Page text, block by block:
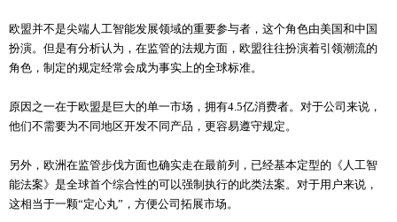
欧盟并不是尖端人工智能发展领域的重要参与者，这个角色由美国和中国
扮演。但是有分析认为，在监管的法规方面，欧盟往往扮演着引领潮流的
角色，制定的规定经常会成为事实上的全球标准。
原因之一在于欧盟是巨大的单一市场，拥有4.5亿消费者。对于公司来说，
他们不需要为不同地区开发不同产品，更容易遵守规定。
另外，欧洲在监管步伐方面也确实走在最前列，已经基本定型的《人工智
能法案》是全球首个综合性的可以强制执行的此类法案。对于用户来说，
这相当于一颗“定心丸”，方便公司拓展市场。